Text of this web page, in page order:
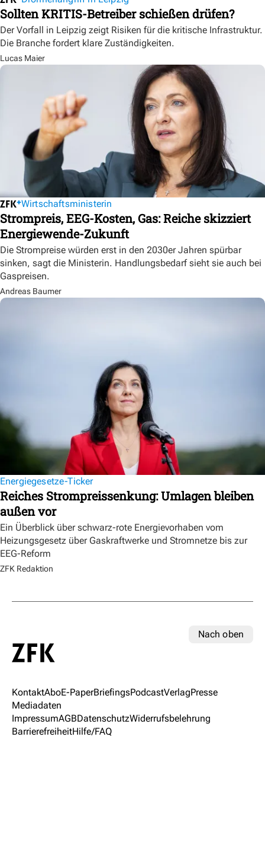
Sollten KRITIS-Betreiber schießen drüfen?
Der Vorfall in Leipzig zeigt Risiken für die kritische Infrastruktur.
Die Branche fordert klare Zuständigkeiten.
Lucas Maier
Wirtschaftsministerin
Strompreis, EEG-Kosten, Gas: Reiche skizziert
Energiewende-Zukunft
Die Strompreise würden erst in den 2030er Jahren spürbar
sinken, sagt die Ministerin. Handlungsbedarf sieht sie auch bei
Gaspreisen.
Andreas Baumer
Energiegesetze-Ticker
Reiches Strompreissenkung: Umlagen bleiben
außen vor
Ein Überblick über schwarz-rote Energievorhaben vom
Heizungsgesetz über Gaskraftwerke und Stromnetze bis zur
EEG-Reform
ZFK Redaktion
Nach oben
KontaktAboE-PaperBriefingsPodcastVerlagPresse
Mediadaten
ImpressumAGBDatenschutzWiderrufsbelehrung
BarrierefreiheitHilfe/FAQ